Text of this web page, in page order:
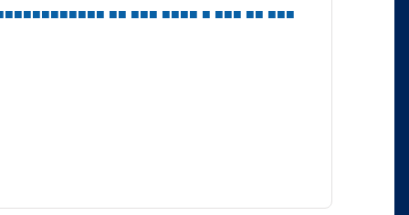
■■■■■■■■■■■ ■■ ■■■ ■■■■ ■ ■■■ ■■ ■■■